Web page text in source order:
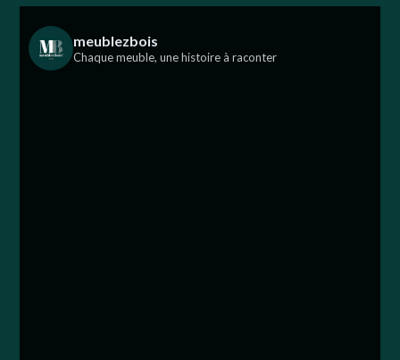
meublezbois
Chaque meuble, une histoire à raconter